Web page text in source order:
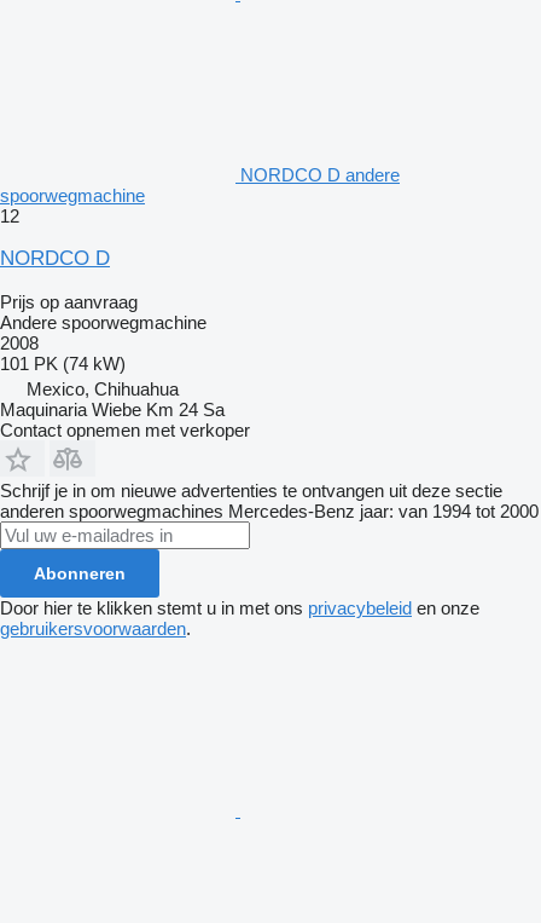
NORDCO D andere
spoorwegmachine
12
NORDCO D
Prijs op aanvraag
Andere spoorwegmachine
2008
101 PK (74 kW)
Mexico, Chihuahua
Maquinaria Wiebe Km 24 Sa
Contact opnemen met verkoper
Schrijf je in om nieuwe advertenties te ontvangen uit deze sectie
anderen spoorwegmachines Mercedes-Benz jaar: van 1994 tot 2000
Abonneren
Door hier te klikken stemt u in met ons privacybeleid en onze
gebruikersvoorwaarden.